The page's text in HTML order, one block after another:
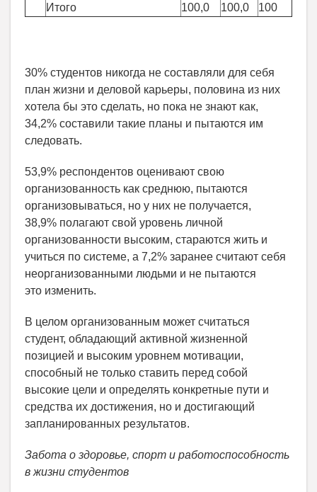
Итого 100,0 100,0 100
30% студентов никогда не составляли для себя
план жизни и деловой карьеры, половина из них
хотела бы это сделать, но пока не знают как,
34,2% составили такие планы и пытаются им
следовать.
53,9% респондентов оценивают свою
организованность как среднюю, пытаются
организовываться, но у них не получается,
38,9% полагают свой уровень личной
организованности высоким, стараются жить и
учиться по системе, а 7,2% заранее считают себя
неорганизованными людьми и не пытаются
это изменить.
В целом организованным может считаться
студент, обладающий активной жизненной
позицией и высоким уровнем мотивации,
способный не только ставить перед собой
высокие цели и определять конкретные пути и
средства их достижения, но и достигающий
запланированных результатов.
Забота о здоровье, спорт и работоспособность
в жизни студентов